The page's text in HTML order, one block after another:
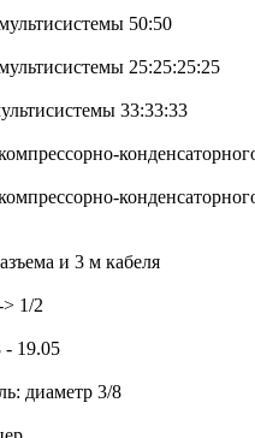
50:50
25:25:25:25
33:33:33
и 3 м кабеля
1/2
19.05
диаметр 3/8